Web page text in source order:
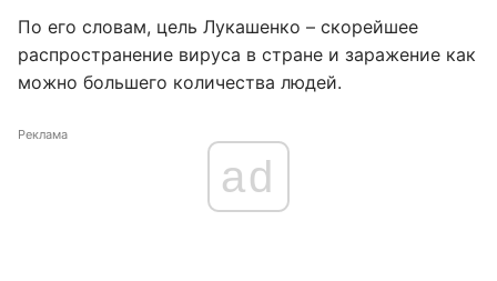
По его словам, цель Лукашенко – скорейшее
распространение вируса в стране и заражение как
можно большего количества людей.
Реклама
ad